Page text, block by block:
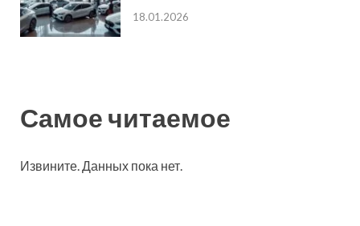
18.01.2026
Самое читаемое
Извините. Данных пока нет.